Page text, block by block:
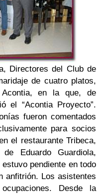
Directores del Club de
de cuatro platos,
en la que, de
el “Acontia Proyecto”.
fueron comentados
para socios
el restaurante Tribeca,
Eduardo Guardiola,
pendiente en todo
anfitrión. Los asistentes
Desde la